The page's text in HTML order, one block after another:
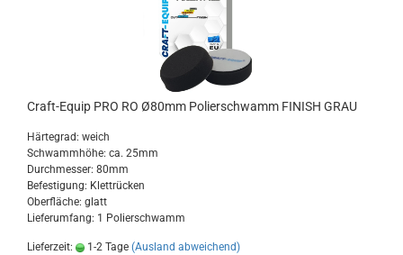
Craft-Equip PRO RO Ø80mm Polierschwamm FINISH GRAU
Härtegrad: weich
Schwammhöhe: ca. 25mm
Durchmesser: 80mm
Befestigung: Klettrücken
Oberfläche: glatt
Lieferumfang: 1 Polierschwamm
Lieferzeit: 1-2 Tage (Ausland abweichend)